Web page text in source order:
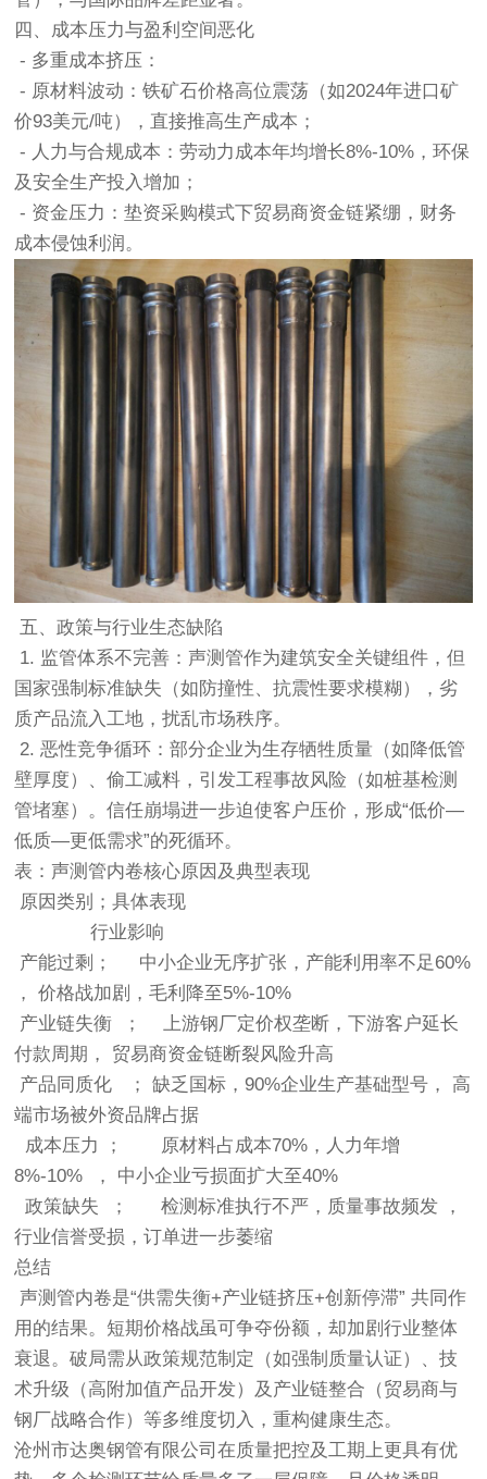
四、成本压力与盈利空间恶化
- 多重成本挤压：
- 原材料波动：铁矿石价格高位震荡（如2024年进口矿
价93美元/吨），直接推高生产成本；
- 人力与合规成本：劳动力成本年均增长8%-10%，环保
及安全生产投入增加；
- 资金压力：垫资采购模式下贸易商资金链紧绷，财务
成本侵蚀利润。
五、政策与行业生态缺陷
1. 监管体系不完善：声测管作为建筑安全关键组件，但
国家强制标准缺失（如防撞性、抗震性要求模糊），劣
质产品流入工地，扰乱市场秩序。
2. 恶性竞争循环：部分企业为生存牺牲质量（如降低管
壁厚度）、偷工减料，引发工程事故风险（如桩基检测
管堵塞）。信任崩塌进一步迫使客户压价，形成“低价—
低质—更低需求”的死循环。
表：声测管内卷核心原因及典型表现
原因类别；具体表现
行业影响
产能过剩； 中小企业无序扩张，产能利用率不足60%
， 价格战加剧，毛利降至5%-10%
产业链失衡 ； 上游钢厂定价权垄断，下游客户延长
付款周期， 贸易商资金链断裂风险升高
产品同质化 ； 缺乏国标，90%企业生产基础型号， 高
端市场被外资品牌占据
成本压力 ； 原材料占成本70%，人力年增
8%-10% ， 中小企业亏损面扩大至40%
政策缺失 ； 检测标准执行不严，质量事故频发 ，
行业信誉受损，订单进一步萎缩
总结
声测管内卷是“供需失衡+产业链挤压+创新停滞” 共同作
用的结果。短期价格战虽可争夺份额，却加剧行业整体
衰退。破局需从政策规范制定（如强制质量认证）、技
术升级（高附加值产品开发）及产业链整合（贸易商与
钢厂战略合作）等多维度切入，重构健康生态。
沧州市达奥钢管有限公司在质量把控及工期上更具有优